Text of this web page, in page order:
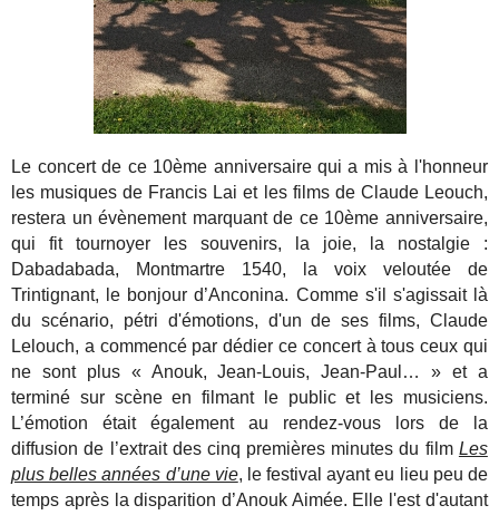
Le concert de ce 10ème anniversaire qui a mis à l'honneur
les musiques de Francis Lai et les films de Claude Leouch,
restera un évènement marquant de ce 10ème anniversaire,
qui fit tournoyer les souvenirs, la joie, la nostalgie :
Dabadabada, Montmartre 1540, la voix veloutée de
Trintignant, le bonjour d’Anconina. Comme s'il s'agissait là
du scénario, pétri d'émotions, d'un de ses films, Claude
Lelouch, a commencé par dédier ce concert à tous ceux qui
ne sont plus « Anouk, Jean-Louis, Jean-Paul… » et a
terminé sur scène en filmant le public et les musiciens.
L’émotion était également au rendez-vous lors de la
diffusion de l’extrait des cinq premières minutes du film Les
plus belles années d’une vie, le festival ayant eu lieu peu de
temps après la disparition d’Anouk Aimée. Elle l'est d'autant